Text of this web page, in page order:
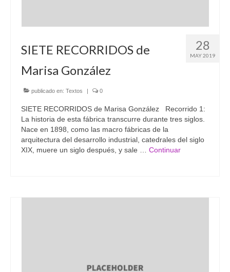
28
MAY 2019
SIETE RECORRIDOS de
Marisa González
publicado en: Textos 0
SIETE RECORRIDOS de Marisa González Recorrido 1:
La historia de esta fábrica transcurre durante tres siglos.
Nace en 1898, como las macro fábricas de la
arquitectura del desarrollo industrial, catedrales del siglo
XIX, muere un siglo después, y sale … Continuar